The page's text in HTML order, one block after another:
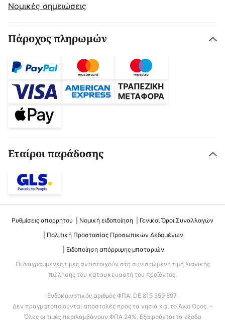
Νομικές σημειώσεις
Πάροχος πληρωμών
Εταίροι παράδοσης
Ρυθμίσεις απορρήτου Νομική ειδοποίηση
Γενικοί Όροι Συναλλαγών
Πολιτική Προστασίας Προσωπικών Δεδομένων
Ειδοποίηση απόρριψης μπαταριών
Οι διαγραμμένες τιμές αντιστοιχούν στη συνιστώμενη τιμή λιανικής
πώλησης του κατασκευαστή του προϊόντος.
Ενδοκοινοτικός αριθμός ΦΠΑ: DE 815 559 897.
Δεν πραγματοποιούνται αποστολές προς τα νησιά και το Άγιο Όρος. -
Όλες οι τιμές περιλαμβάνουν ΦΠΑ 24%. Εξαιρούνται τα έξοδα